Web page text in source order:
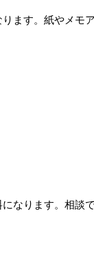
ます。紙やメモ
なります。相談